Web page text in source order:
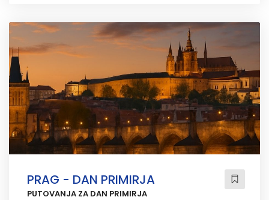
PRAG - DAN PRIMIRJA
PUTOVANJA ZA DAN PRIMIRJA